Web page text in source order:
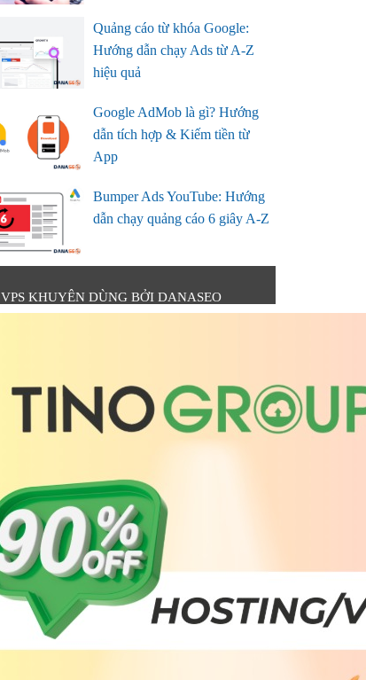
Quảng cáo từ khóa Google:
Hướng dẫn chạy Ads từ A-Z
hiệu quả
Google AdMob là gì? Hướng
dẫn tích hợp & Kiếm tiền từ
App
Bumper Ads YouTube: Hướng
dẫn chạy quảng cáo 6 giây A-Z
VPS KHUYÊN DÙNG BỞI DANASEO